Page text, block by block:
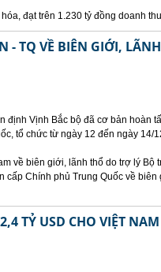
đạt trên 1.230 tỷ đồng doanh
- TQ VỀ BIÊN GIỚI,
định Vịnh Bắc bộ đã cơ bản hoàn
tổ chức từ ngày 12 đến ngày 14/
về biên giới, lãnh thổ do trợ lý Bộ
cấp Chính phủ Trung Quốc về
TỶ USD CHO VIỆT NAM